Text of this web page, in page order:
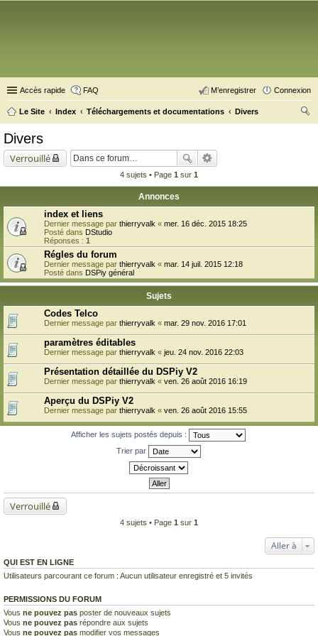
Accès rapide FAQ Connexion
M’enregistrer
Le Site Index Téléchargements et documentations
Divers
Divers
Verrouillé
4 sujets • Page 1 sur 1
Annonces
index et liens
Dernier message par thierryvalk « mer. 16 déc. 2015 18:25
Posté dans DStudio
Réponses : 1
Régles du forum
Dernier message par thierryvalk « mar. 14 juil. 2015 12:18
Posté dans DSPiy général
Sujets
Codes Telco
Dernier message par thierryvalk « mar. 29 nov. 2016 17:01
paramètres éditables
Dernier message par thierryvalk « jeu. 24 nov. 2016 22:03
Présentation détaillée du DSPiy V2
Dernier message par thierryvalk « ven. 26 août 2016 16:19
Aperçu du DSPiy V2
Dernier message par thierryvalk « ven. 26 août 2016 15:55
Afficher les sujets postés depuis :
Trier par
Verrouillé
4 sujets • Page 1 sur 1
Aller à
QUI EST EN LIGNE
Utilisateurs parcourant ce forum : Aucun utilisateur enregistré et 5 invités
PERMISSIONS DU FORUM
Vous ne pouvez pas poster de nouveaux sujets
Vous ne pouvez pas répondre aux sujets
Vous ne pouvez pas modifier vos messages